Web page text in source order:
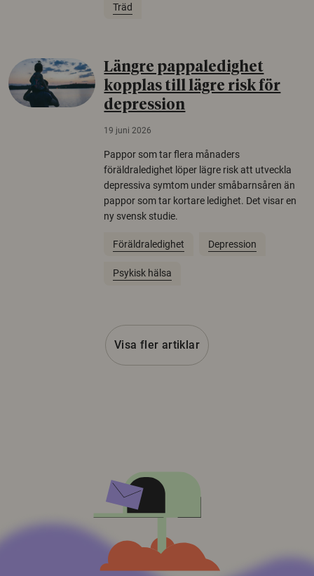
Träd
Längre pappaledighet
kopplas till lägre risk för
depression
19 juni 2026
Pappor som tar flera månaders
föräldraledighet löper lägre risk att utveckla
depressiva symtom under småbarnsåren än
pappor som tar kortare ledighet. Det visar en
ny svensk studie.
Föräldraledighet Depression
Psykisk hälsa
Visa fler artiklar